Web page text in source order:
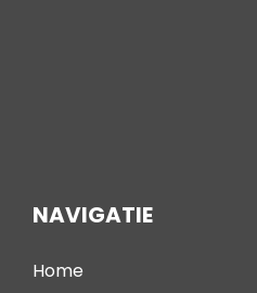
NAVIGATIE
Home